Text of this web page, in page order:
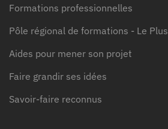
Formations professionnelles
Pôle régional de formations - Le Plus
Aides pour mener son projet
Faire grandir ses idées
Savoir-faire reconnus